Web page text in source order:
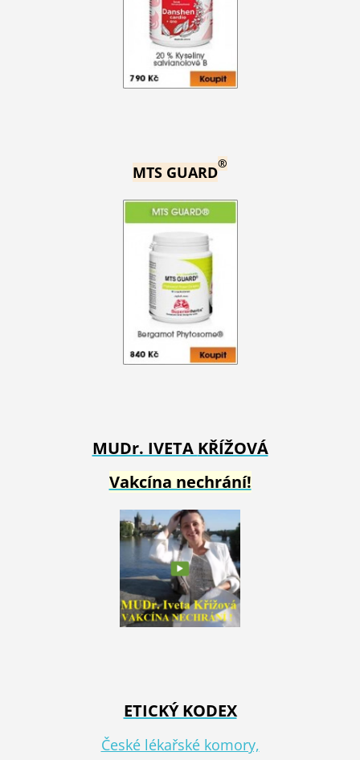
MTS GUARD®
MUDr. IVETA KŘÍŽOVÁ
Vakcína nechrání!
ETICKÝ KODEX
České lékařské komory,